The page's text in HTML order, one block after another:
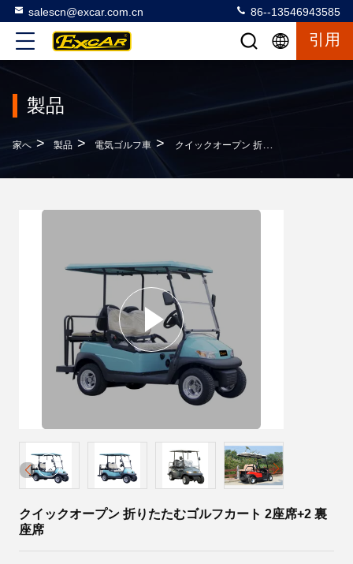
salescn@excar.com.cn 86--13546943585
引用
製品
家へ > 製品 > 電気ゴルフ車 > クイックオープン 折りたたむゴルフカート 2座席+2 裏座席
クイックオープン 折りたたむゴルフカート 2座席+2 裏
座席